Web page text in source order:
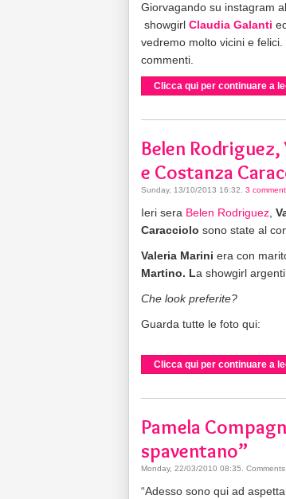
Giorvagando su instagram
showgirl Claudia Galanti
vedremo molto vicini e
commenti.
Clicca qui per continuare a
Belen
e Costanza
Sunday, 13/10/2013 16:32 3
Ieri sera Belen Rodriguez
Caracciolo sono state al
Valeria Marini era con
Martino. La showgirl
Che look preferite?
Guarda tutte le foto qui:
Clicca qui per continuare a
Pamela
spaventano”
Monday, 22/03/2010 08:35.
“Adesso sono qui ad